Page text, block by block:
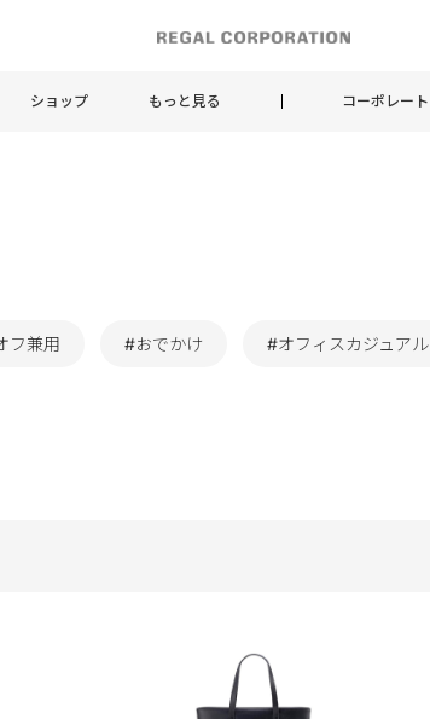
ショップ もっと見る コーポレート
フ兼用 #おでかけ #オフィスカジュアル